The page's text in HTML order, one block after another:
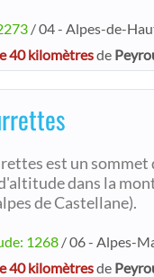
/ 04 - Alpes-de-
40 kilomètresde
est un sommet
dans la
de Castellane).
1268 / 06 - Alpes-
40 kilomètresde